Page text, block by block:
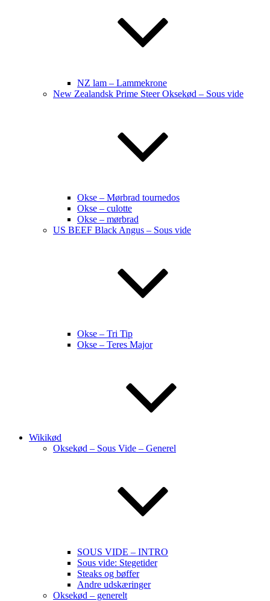
NZ lam – Lammekrone
New Zealandsk Prime Steer Oksekød – Sous vide
Okse – Mørbrad tournedos
Okse – culotte
Okse – mørbrad
US BEEF Black Angus – Sous vide
Okse – Tri Tip
Okse – Teres Major
Wikikød
Oksekød – Sous Vide – Generel
SOUS VIDE – INTRO
Sous vide: Stegetider
Steaks og bøffer
Andre udskæringer
Oksekød – generelt